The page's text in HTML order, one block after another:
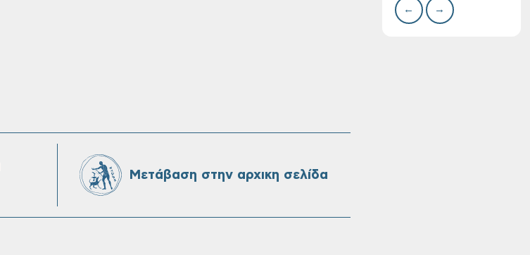
σχέση εργάσιας
ιδιωτικού δικαίου
← →
Μετάβαση στην αρχικη σελίδα